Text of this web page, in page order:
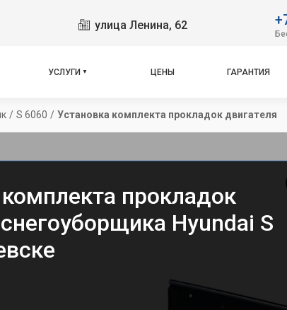
улица Ленина, 62
УСЛУГИ ЦЕНЫ ГАРАНТИЯ
/ S 6060 / Установка комплекта прокладок двигателя
прокладок
Hyundai S